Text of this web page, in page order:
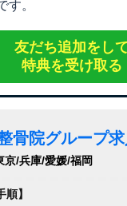
す。
友だち追加をし
特典を受け取る
骨院グループ
京/兵庫/愛媛/福岡
順】